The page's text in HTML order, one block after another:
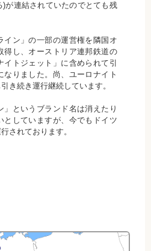
が連結されていたのでとても残
ン」の一部の運営権を隣国オ
得し、オーストリア連邦鉄道の
イトジェット」に含められて引
なりました。尚、ユーロナイト
き続き運行継続しています。
というブランド名は消えたり
としていますが、今でもドイツ
されております。